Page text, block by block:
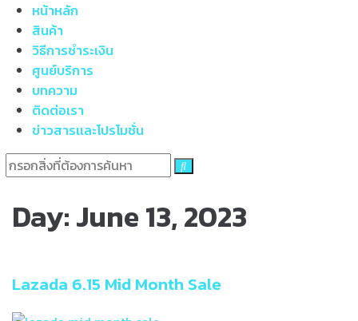
หน้าหลัก
สินค้า
วิธีการชำระเงิน
ศูนย์บริการ
บทความ
ติดต่อเรา
ข่าวสารเเละโปรโมชั่น
Day:June 13, 2023
Lazada 6.15 Mid Month Sale